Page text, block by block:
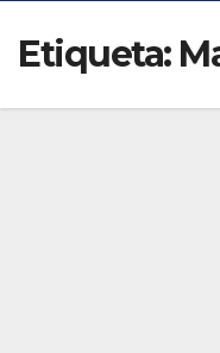
Etiqueta: